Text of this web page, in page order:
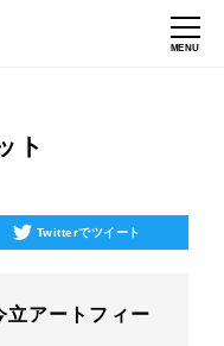
MENU
ト
Twitterでツイート
立アートフィー